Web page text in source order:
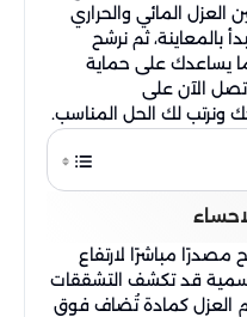
العزل بطريقة
أعمال العزل إلى
من تأثير الحرارة،
عن الرطوبة
المائي والحراري
بالمعاينة، ثم نرشح
يساعدك على حماية
الآن على
ونرتب لك الحل المناسب.
مصدرًا مباشرًا لارتفاع
قد تكشف التشققات
العزل كمادة تُضاف فوق